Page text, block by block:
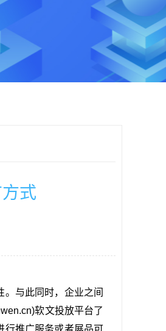
式
。与此同时，企业之间
软文投放平台了
行推广服务或者展品可